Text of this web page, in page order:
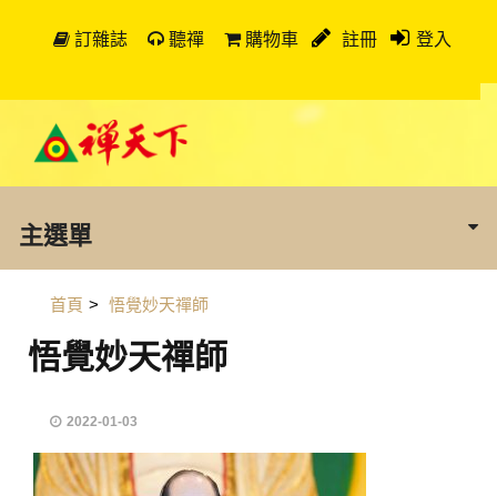
訂雜誌 聽禪 購物車 註冊 登入
主選單
首頁 > 悟覺妙天禪師
悟覺妙天禪師
2022-01-03